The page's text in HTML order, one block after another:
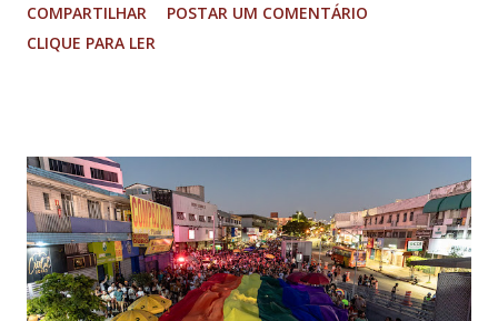
(PGR): o deputado federal Alexandre Ramagem, ex-diretor da
Agência Brasileira de Inteligência (Abin); o almirante Almir
Segurança Institucional (GSI); o tenente-coronel Mauro Cid,
ex-ajudante de ordens de Bolsonaro (réu-colaborador); o ex-
presidente da República Jair Bolsonaro; o general Paulo
Sérgio Nogueira, ex-ministro da Defesa; e o general da
reserva Walter Braga Netto, ex-ministro da Casa Civil e da
COMPARTILHAR
POSTAR UM COMENTÁRIO
CLIQUE PARA LER